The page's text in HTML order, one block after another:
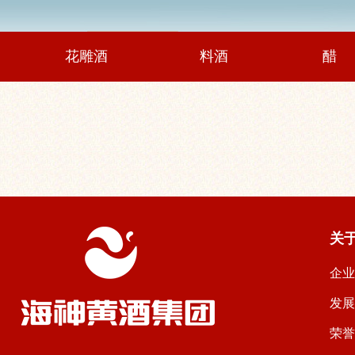
花雕酒 料酒 醋
关
企
发
荣